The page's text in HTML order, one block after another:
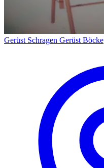
Gerüst Schragen Gerüst Böcke